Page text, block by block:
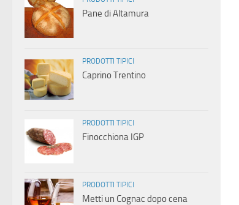
Pane di Altamura
PRODOTTI TIPICI
Caprino Trentino
PRODOTTI TIPICI
Finocchiona IGP
PRODOTTI TIPICI
Metti un Cognac dopo cena